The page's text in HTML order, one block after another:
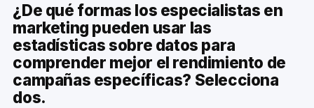
¿De qué formas los especialistas en
marketing pueden usar las
estadísticas sobre datos para
comprender mejor el rendimiento de
campañas específicas? Selecciona
dos.